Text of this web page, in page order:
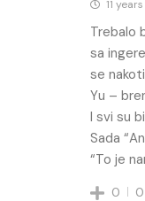
11
Trebalo
sa
se
Yu –
I svi su
Sada
“To je
0 0